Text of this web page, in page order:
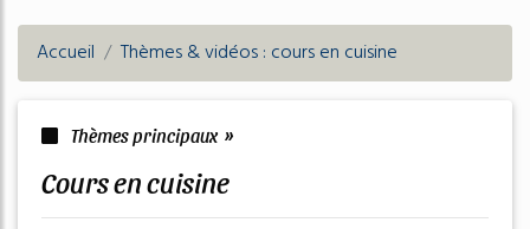
Accueil Thèmes & vidéos : cours en cuisine
Thèmes principaux »
cours en cuisine